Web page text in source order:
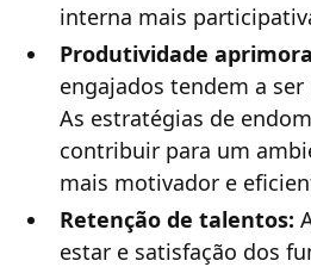
interna mais
Produtividade
engajados tendem a
As estratégias de
contribuir para um
mais motivador e
Retenção de talentos:
estar e satisfação dos